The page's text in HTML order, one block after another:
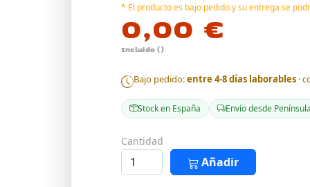
* El producto es bajo pedido y su entrega se
0,00 €
Incluido ()
Bajo pedido:entre 4-8 días laborables ·
Stock en España Envío desde Península
Cantidad
Añadir